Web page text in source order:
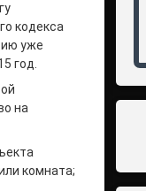
кодекса
уже
год.
на
комната;